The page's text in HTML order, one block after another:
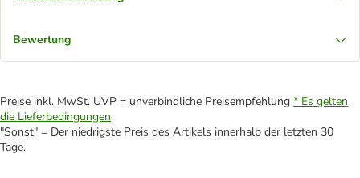
Bewertung
Preise inkl. MwSt. UVP = unverbindliche Preisempfehlung * Es gelten
die Lieferbedingungen
"Sonst" = Der niedrigste Preis des Artikels innerhalb der letzten 30
Tage.